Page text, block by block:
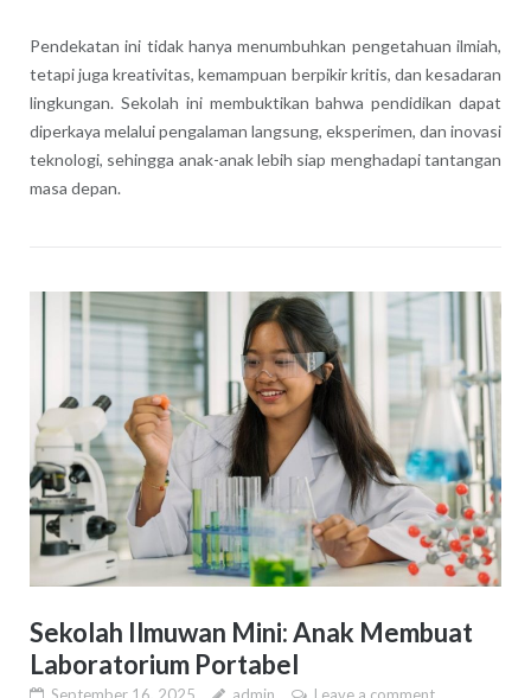
Pendekatan ini tidak hanya menumbuhkan pengetahuan ilmiah,
tetapi juga kreativitas, kemampuan berpikir kritis, dan kesadaran
lingkungan. Sekolah ini membuktikan bahwa pendidikan dapat
diperkaya melalui pengalaman langsung, eksperimen, dan inovasi
teknologi, sehingga anak-anak lebih siap menghadapi tantangan
masa depan.
Sekolah Ilmuwan Mini: Anak Membuat
Laboratorium Portabel